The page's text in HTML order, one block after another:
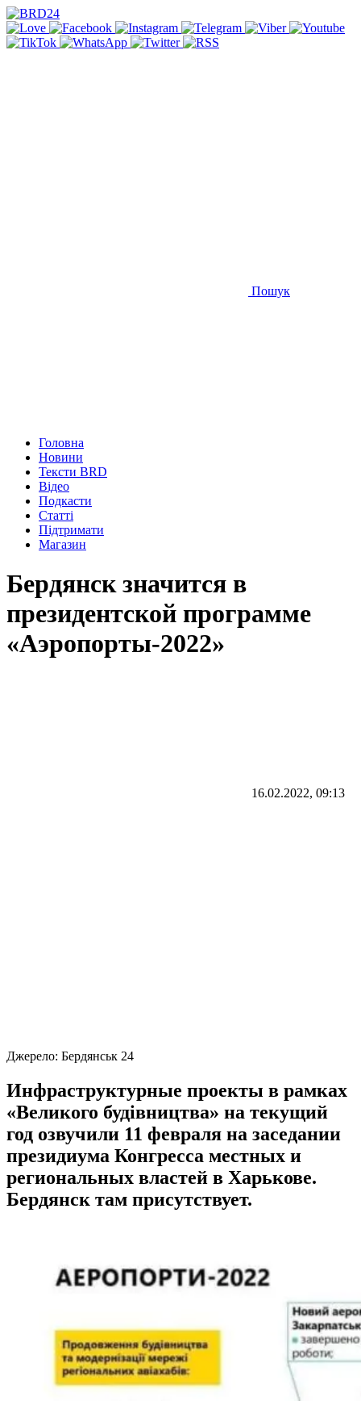
Пошук
Головна
Новини
Тексти BRD
Відео
Подкасти
Статті
Підтримати
Магазин
Бердянск значится в
президентской программе
«Аэропорты-2022»
16.02.2022, 09:13
Джерело: Бердянськ 24
Инфраструктурные проекты в рамках
«Великого будівництва» на текущий
год озвучили 11 февраля на заседании
президиума Конгресса местных и
региональных властей в Харькове.
Бердянск там присутствует.